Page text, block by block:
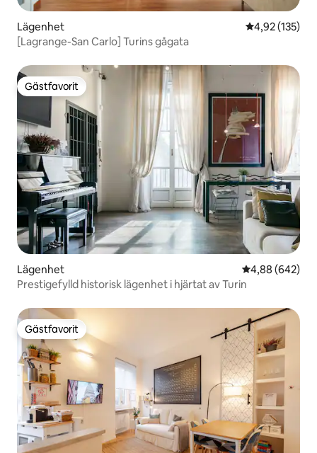
Lägenhet 4,92 av 5 i
4,92 (135)
[Lagrange-San Carlo] Turins gågata
Gästfavorit
Gästfavorit
Lägenhet 4,88 av 5 i
4,88 (642)
Prestigefylld historisk lägenhet i hjärtat av Turin
Gästfavorit
Gästfavorit